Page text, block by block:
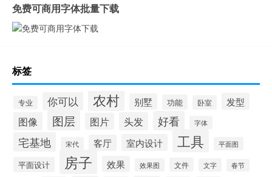
免费可商用字体批量下载
标签
专业 你可以 农村 别墅 功能 卧室 发型
图像 图层 图片 头发 好看 字体
宅基地 宋代 客厅 室内设计 工具 平面图
平面设计 房子 效果 效果图 文件 文字 春节